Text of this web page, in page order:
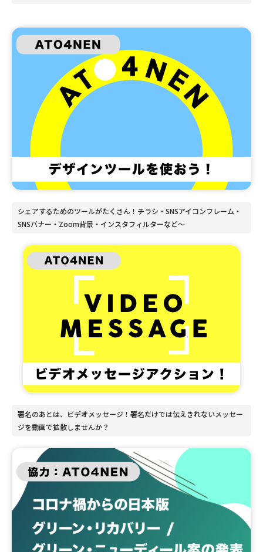
シェアするためのツールがたくさん！チラシ・SNSアイコンフレーム・
SNSバナー・Zoom背景・インスタフィルターなど〜
署名のあとは、ビデオメッセージ！署名だけでは伝えきれないメッセー
ジを動画で拡散しませんか？